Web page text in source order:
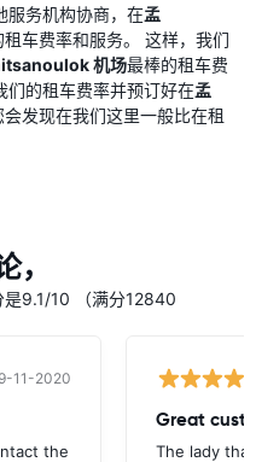
服务机构协商，在孟
车费率和服务。 这样，我们
机场最棒的租车费
们的租车费率并预订好在孟
发现在我们这里一般比在租
9.1/10 （满分12840
11-2020
the
Great
The lady